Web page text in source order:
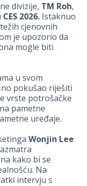
divizije, TM Roh,
CES 2026. Istaknuo
cjenovnih
je upozorio da
mogle biti
u svom
pokušao riješiti
vrste potrošačke
pametne
uređaje.
Wonjin Lee
kako bi se
Na
intervju s